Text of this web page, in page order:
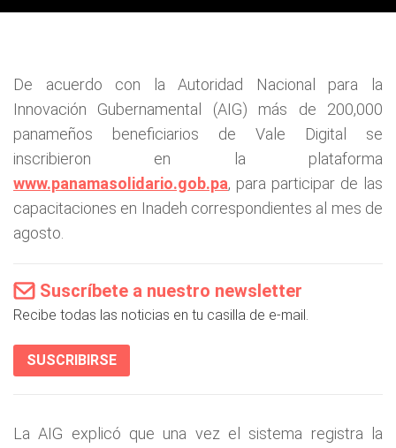
De acuerdo con la Autoridad Nacional para la
Innovación Gubernamental (AIG) más de 200,000
panameños beneficiarios de Vale Digital se
inscribieron en la plataforma
www.panamasolidario.gob.pa, para participar de las
capacitaciones en Inadeh correspondientes al mes de
agosto.
Suscríbete a nuestro newsletter
Recibe todas las noticias en tu casilla de e-mail.
SUSCRIBIRSE
La AIG explicó que una vez el sistema registra la